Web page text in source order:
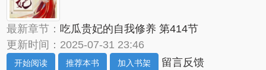
最新章节：吃瓜贵妃的自我修养 第414节
更新时间：2025-07-31 23:46
开始阅读 推荐本书 加入书架 留言反馈